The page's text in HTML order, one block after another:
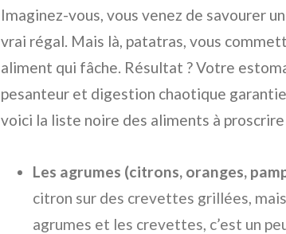
Imaginez-vous, vous venez de savourer
vrai régal. Mais là, patatras, vous
aliment qui fâche. Résultat ? Votre
pesanteur et digestion chaotique
voici la liste noire des aliments à
Les agrumes (citrons, oranges,
citron sur des crevettes grillées,
agrumes et les crevettes, c’est un